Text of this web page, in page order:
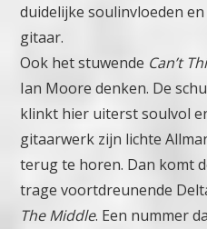
duidelijke soulinvloeden
gitaar.
Ook het stuwende Can’t
Ian Moore denken. De
klinkt hier uiterst soulvol
gitaarwerk zijn lichte
terug te horen. Dan komt
trage voortdreunende
The Middle. Een nummer